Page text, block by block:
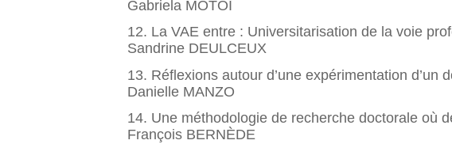
Gabriela MOTOÏ
12. La VAE entre : Universitarisation de la voie
Sandrine DEULCEUX
13. Réflexions autour d’une expérimentation d’un
Danielle MANZO
14. Une méthodologie de recherche doctorale où
François BERNÈDE